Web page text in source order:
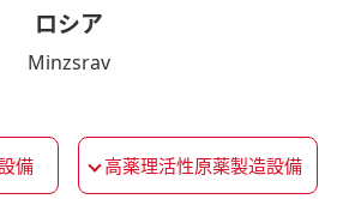
ロシア
Minzsrav
備 高薬理活性原薬製造設備